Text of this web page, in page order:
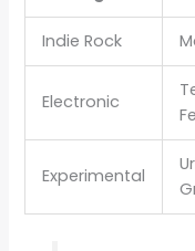
Indie Rock
Electronic
Experimental